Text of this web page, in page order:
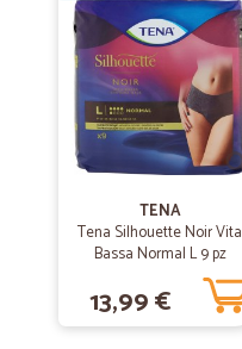
TENA
Tena Silhouette Noir Vita
Bassa Normal L 9 pz
13,99 €